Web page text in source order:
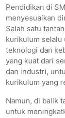
Pendidikan di
menyesuaikan
Salah satu
kurikulum selalu
teknologi dan
yang kuat dari
dan industri,
kurikulum yang
Namun, di balik
untuk